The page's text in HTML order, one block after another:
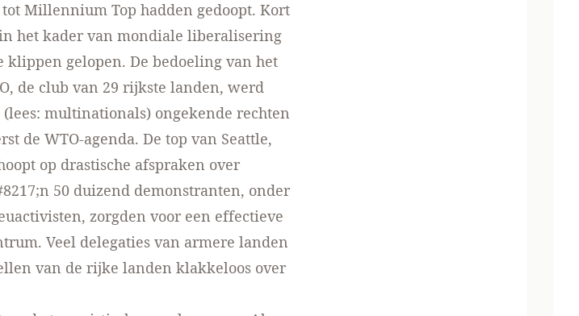
Millennium Top hadden gedoopt. Kort
het kader van mondiale liberalisering
klippen gelopen. De bedoeling van het
de club van 29 rijkste landen, werd
multinationals) ongekende rechten
de WTO-agenda. De top van Seattle,
op drastische afspraken over
50 duizend demonstranten, onder
zorgden voor een effectieve
Veel delegaties van armere landen
van de rijke landen klakkeloos over